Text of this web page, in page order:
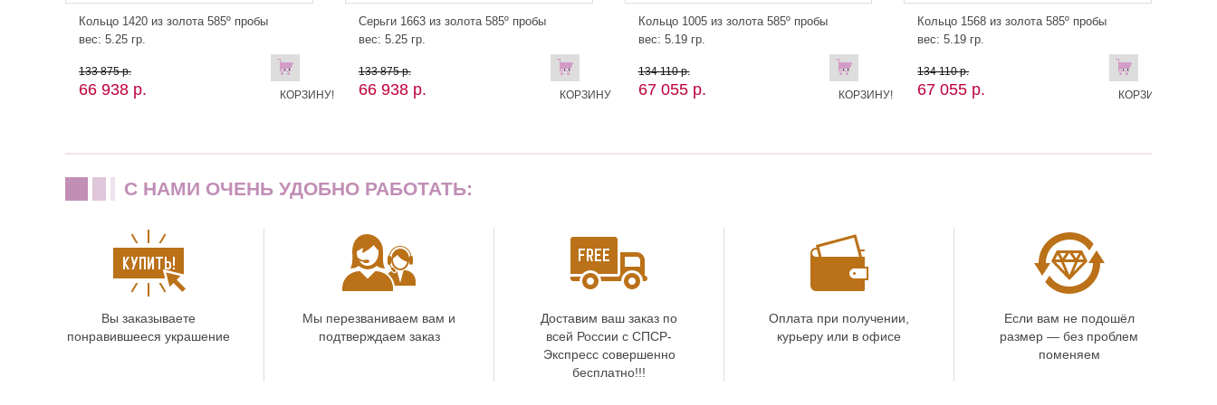
Кольцо 1420 из золота 585º пробы
вес: 5.25 гр.
133 875 р.
66 938 р.
В
КОРЗИНУ!
Серьги 1663 из золота 585º пробы
вес: 5.25 гр.
133 875 р.
66 938 р.
В
КОРЗИНУ
Кольцо 1005 из золота 585º пробы
вес: 5.19 гр.
134 110 р.
67 055 р.
В
КОРЗИНУ!
Кольцо 1568 из золота 585º пробы
вес: 5.19 гр.
134 110 р.
67 055 р.
В
КОРЗИНУ!
C НАМИ ОЧЕНЬ УДОБНО РАБОТАТЬ:
Вы заказываете
понравившееся украшение
Мы перезваниваем вам и
подтверждаем заказ
Доставим ваш заказ по
всей России с СПСР-
Экспресс совершенно
бесплатно!!!
Оплата при получении,
курьеру или в офисе
Если вам не подошёл
размер — без проблем
поменяем